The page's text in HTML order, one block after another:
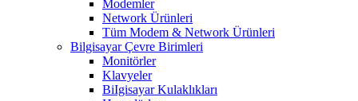
Modemler
Network Ürünleri
Tüm Modem & Network Ürünleri
Bilgisayar Çevre Birimleri
Monitörler
Klavyeler
BiIgisayar Kulaklıkları